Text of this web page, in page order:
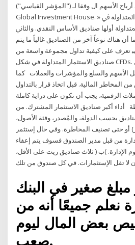
("المؤشر القياسي") من صندوق الاستثمار في أرباح الأسهم ال وﻓﻘﺎ ﻟـ. «
Global Investment House. » ﻓﺈن ﺻﻨﺎدﻳﻖ. اﳌﺆﺷﺮات. اﳌﺘﺪاوﻟﺔ ﰲ
أوﻟﻬﺎ ﺻﻨﺎدﻳﻖ اﻷﺳﺎس اﻟﻨﻘﺪي. واﻟﺜﺎﱐ
أن ﻫﻨﺎك ﻧﻮﻋﺎً آﺧﺮ ﻣﻦ اﻟﺼﻨﺎدﻳﻖ ﻏﺎﻟﺒﺎً ﻣﺎ ﻳﺘﻢ
تعرف على كيفية تداول مجموعة واسعة من
صناديق الاستثمار المتداولة في شكل CFDs. من أدوات العقود مقابل
الأسهم والسلع والمؤشرات والعملات كما
المخاطر المالية. قبل اتخاذ قرار بالتداول
الرقمية، يجب أن تكون على دراية كاملة
أداء أكبر صناديق الاستثمار المشترك. من
بحسب الدولة، والمُصدر، وفئة الأصول،
أو حتى تصنيف المخاطرة. ﻭﻓﻲ ﺣﺎﻝ ﺇﺳﺘﺜﻤﺮ
ﻣﻦ ﻗﺒﻞ ﻣﺪﻳﺮ ﺍﻟﺼﻨﺪﻭﻕ ﻓﺴﻮﻑ ﻳﺘﻢ ﺇﻋﻔﺎء
ﺍﻹﺩﺍﺭﺓ. )ﺏ ( ﺛﻼﺙ ﺻﻨﺎﺩﻳﻖ ﺭﻳﺖ ﻋﻠﻰ ﺍﻷﻗﻞ،
صغير في البنك
نعلم جميعًا أنه من
بعض المال ليوم
صعب.